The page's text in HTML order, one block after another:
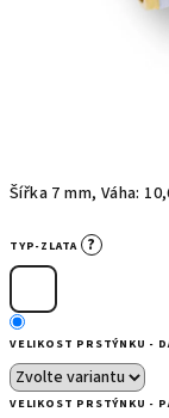
Šířka 7 mm, Váha:
TYP-ZLATA ?
VELIKOST PRSTÝNKU -
VELIKOST PRSTÝNKU -